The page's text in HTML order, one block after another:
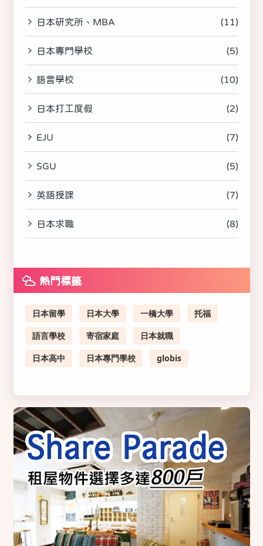
日本研究所、MBA (11)
日本專門學校 (5)
語言學校 (10)
日本打工度假 (2)
EJU (7)
SGU (5)
英語授課 (7)
日本求職 (8)
熱門標籤
日本留學 日本大學 一橋大學
托福
語言學校
寄宿家庭
日本就職
日本高中
日本專門學校 globis